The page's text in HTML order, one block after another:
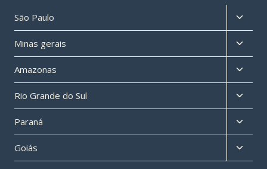
São Paulo
menu
filho
Minas gerais
menu
filho
Amazonas
menu
filho
Rio Grande do Sul
menu
filho
Paraná
menu
filho
Goiás
menu